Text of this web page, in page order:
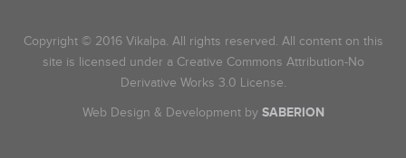
Copyright © 2016 Vikalpa. All rights reserved. All content on this
site is licensed under a Creative Commons Attribution-No
Derivative Works 3.0 License.
Web Design & Development by SABERION